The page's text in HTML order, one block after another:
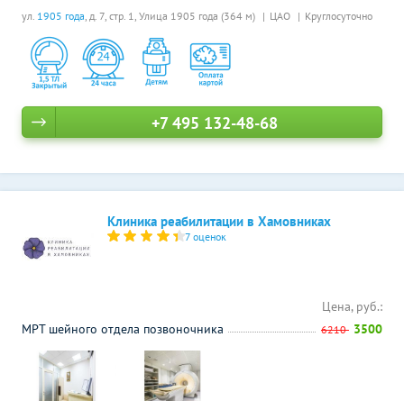
ул. 1905 года, д. 7, стр. 1, Улица 1905 года (364 м) ЦАО Круглосуточно
+7 495 132-48-68
Клиника реабилитации в Хамовниках
7 оценок
Цена, руб.:
МРТ шейного отдела позвоночника
6210 3500